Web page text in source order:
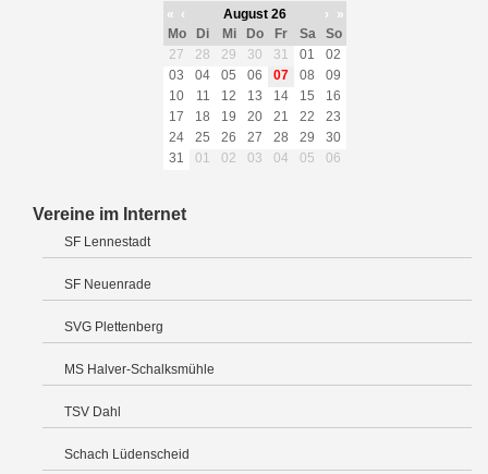
« ‹ August 26 ›
»
Mo
Di Mi Do Fr Sa
So
27
28 29 30 31 01
02
03
04 05 06 07 08
09
10
11 12 13 14 15
16
17
18 19 20 21 22
23
24
25 26 27 28 29
30
31
01 02 03 04 05 06
Vereine im Internet
SF Lennestadt
SF Neuenrade
SVG Plettenberg
MS Halver-Schalksmühle
TSV Dahl
Schach Lüdenscheid